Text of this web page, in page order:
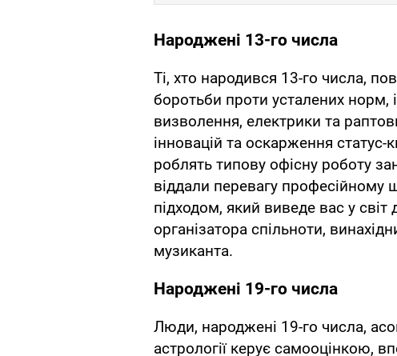
Народжені 13-го числа
Ті, хто народився 13-го числа,
боротьби проти усталених норм,
визволення, електрики та
інновацій та оскарження статус-
роблять типову офісну роботу
віддали перевагу професійному
підходом, який виведе вас у світ
організатора спільноти,
музиканта.
Народжені 19-го числа
Люди, народжені 19-го числа,
астрології керує самооцінкою,